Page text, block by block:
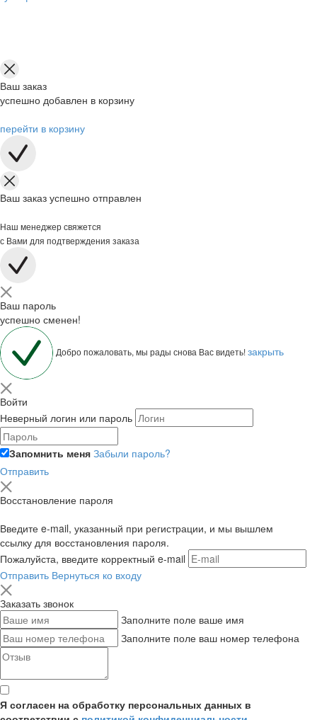
Ваш заказ
успешно добавлен в корзину
перейти в корзину
Ваш заказ успешно отправлен
Наш менеджер свяжется
с Вами для подтверждения заказа
Ваш пароль
успешно сменен!
Добро пожаловать, мы рады снова Вас видеть!закрыть
Войти
Неверный логин или пароль
Запомнить меня Забыли пароль?
Отправить
Восстановление пароля
Введите e-mail, указанный при регистрации, и мы вышлем
ссылку для восстановления пароля.
Пожалуйста, введите корректный e-mail
Отправить Вернуться ко входу
Заказать звонок
Заполните поле ваше имя
Заполните поле ваш номер телефона
Я согласен на обработку персональных данных в